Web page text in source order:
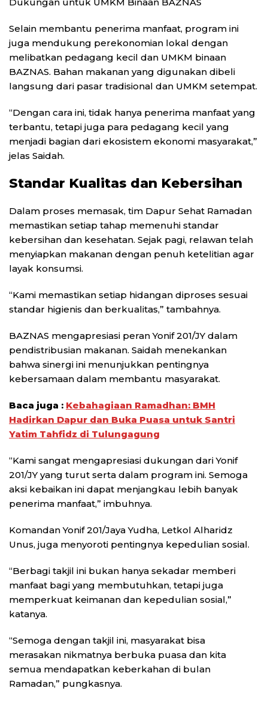
Selain membantu penerima manfaat, program ini
juga mendukung perekonomian lokal dengan
melibatkan pedagang kecil dan UMKM binaan
BAZNAS. Bahan makanan yang digunakan dibeli
langsung dari pasar tradisional dan UMKM setempat.
“Dengan cara ini, tidak hanya penerima manfaat yang
terbantu, tetapi juga para pedagang kecil yang
menjadi bagian dari ekosistem ekonomi masyarakat,”
jelas Saidah.
Standar Kualitas dan Kebersihan
Dalam proses memasak, tim Dapur Sehat Ramadan
memastikan setiap tahap memenuhi standar
kebersihan dan kesehatan. Sejak pagi, relawan telah
menyiapkan makanan dengan penuh ketelitian agar
layak konsumsi.
“Kami memastikan setiap hidangan diproses sesuai
standar higienis dan berkualitas,” tambahnya.
BAZNAS mengapresiasi peran Yonif 201/JY dalam
pendistribusian makanan. Saidah menekankan
bahwa sinergi ini menunjukkan pentingnya
kebersamaan dalam membantu masyarakat.
Baca juga : Kebahagiaan Ramadhan: BMH
Hadirkan Dapur dan Buka Puasa untuk Santri
Yatim Tahfidz di Tulungagung
“Kami sangat mengapresiasi dukungan dari Yonif
201/JY yang turut serta dalam program ini. Semoga
aksi kebaikan ini dapat menjangkau lebih banyak
penerima manfaat,” imbuhnya.
Komandan Yonif 201/Jaya Yudha, Letkol Alharidz
Unus, juga menyoroti pentingnya kepedulian sosial.
“Berbagi takjil ini bukan hanya sekadar memberi
manfaat bagi yang membutuhkan, tetapi juga
memperkuat keimanan dan kepedulian sosial,”
katanya.
“Semoga dengan takjil ini, masyarakat bisa
merasakan nikmatnya berbuka puasa dan kita
semua mendapatkan keberkahan di bulan
Ramadan,” pungkasnya.